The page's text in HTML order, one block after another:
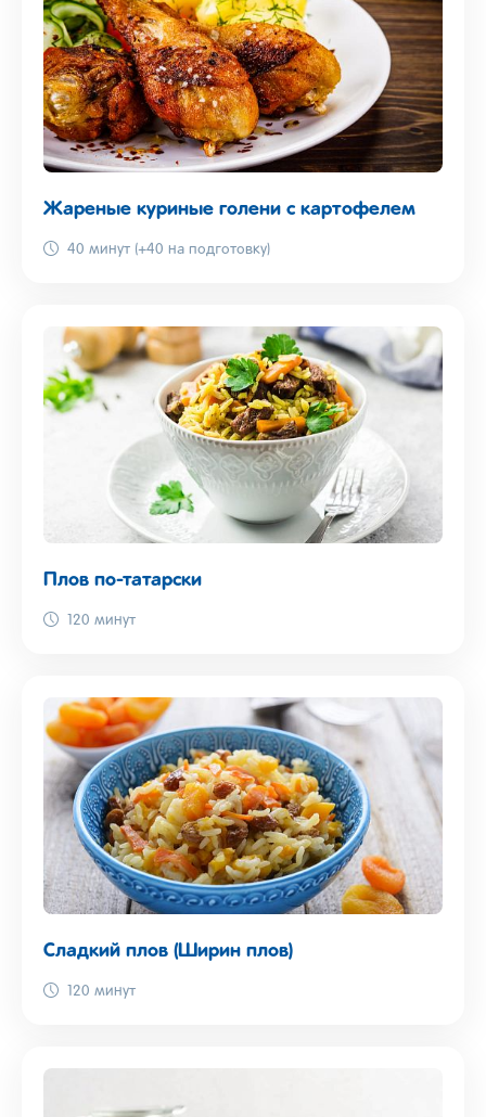
Жареные куриные голени с картофелем
40 минут (+40 на подготовку)
Плов по-татарски
120 минут
Сладкий плов (Ширин плов)
120 минут